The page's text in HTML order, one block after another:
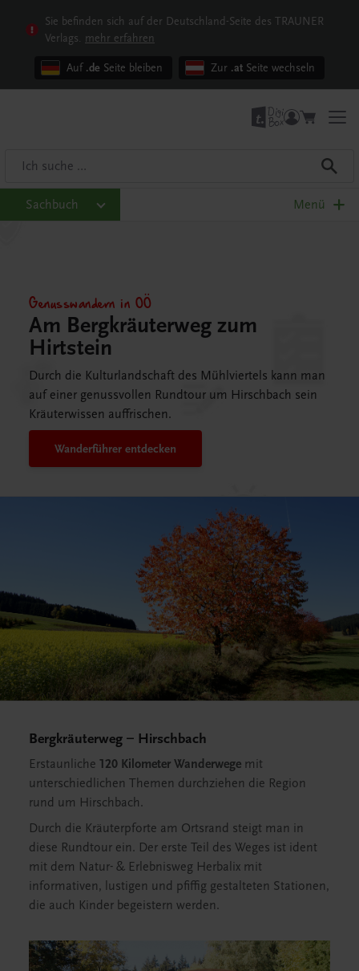
Sie befinden sich auf der Deutschland-Seite des TRAUNER
Verlags. mehr erfahren
Auf .de Seite bleiben Zur .at Seite wechseln
Sachbuch Menü
Genusswandern in OÖ
Am Bergkräuterweg zum
Hirtstein
Durch die Kulturlandschaft des Mühlviertels kann man
auf einer genussvollen Rundtour um Hirschbach sein
Kräuterwissen auffrischen.
Wanderführer entdecken
Bergkräuterweg – Hirschbach
Erstaunliche 120 Kilometer Wanderwege mit
unterschiedlichen Themen durchziehen die Region
rund um Hirschbach.
Durch die Kräuterpforte am Ortsrand steigt man in
diese Rundtour ein. Der erste Teil des Weges ist ident
mit dem Natur- & Erlebnisweg Herbalix mit
informativen, lustigen und pfiffig gestalteten Stationen,
die auch Kinder begeistern werden.